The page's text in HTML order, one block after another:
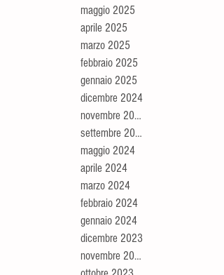
maggio 2025
aprile 2025
marzo 2025
febbraio 2025
gennaio 2025
dicembre 2024
novembre 2024
settembre 2024
maggio 2024
aprile 2024
marzo 2024
febbraio 2024
gennaio 2024
dicembre 2023
novembre 2023